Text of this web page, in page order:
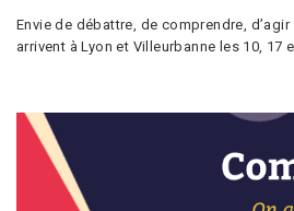
Envie de débattre, de comprendre,
arrivent à Lyon et Villeurbanne les 10, 17